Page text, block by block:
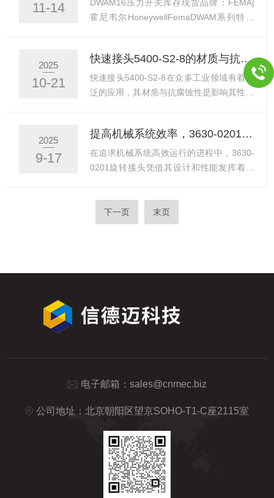
少因突然通断引起的压力冲击与流量脉动。
艺，确保接头与管路之间形成紧密、牢固的
故障风险，为冷却系统的长期稳定运行奠定
了基础。接头的锁紧机构设计经过优化，能
够承受冷却系统运行中的振动和压力变化，
11-14
DWAM16压力开关库存现货品牌：FEMA|
霍尼韦尔HoneywellFemaDWAM系列特别
力传感器，符合PED2014/68/EU标准。
DWAM系列压力开关特别适用于蒸汽和热水
系统中的最大压力监测。压力开关是一
可用作压力开关或压力限制器，用于符合
DINEN12952-11和
DINEN12953EN12828-...
2025
10-21
快速接头5400-S2-8的材质与抗腐蚀性探讨
快速接头5400-S2-8在众多工业领域有着广
泛的应用，其材质与抗腐蚀性是影响其性能
的。这种金属材质具有较高的强度，能够承
受在连接和断开过程中受到的应力，确保接
头结构的稳固性。同时，该材质具备一定的
抗腐蚀性的重要性​​在许多工业应用场景中，
面临着各种腐蚀性因素的挑战。抗腐蚀性是
2025
9-17
提高机械系统效率，3630-0201旋转接头的优势分析
在追求机械系统高效运行的进程中，3630-
0201旋转接头凭借其设计和性能发挥着重
计，旋转部件之间的配合精度较高。这种高
精度的配合使得在旋转过程中，各部件之间
擦上，从而提高了整个机械系统能量利用的
下一页 末页
电子邮箱： sales@cnmec.biz
公司地址：北京朝阳区望京SOHO-T1-C座2115室